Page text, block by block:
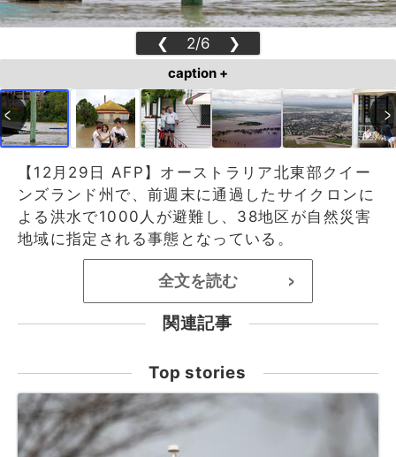
❮ 2/6 ❯
caption +
【12月29日 AFP】オーストラリア北東部クイー
ンズランド州で、前週末に通過したサイクロンに
よる洪水で1000人が避難し、38地区が自然災害
地域に指定される事態となっている。
全文を読む >
関連記事
Top stories